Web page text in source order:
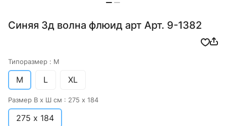
Синяя 3д волна флюид арт Арт. 9-1382
Типоразмер : M
M L XL
Размер В х Ш см : 275 х 184
275 х 184